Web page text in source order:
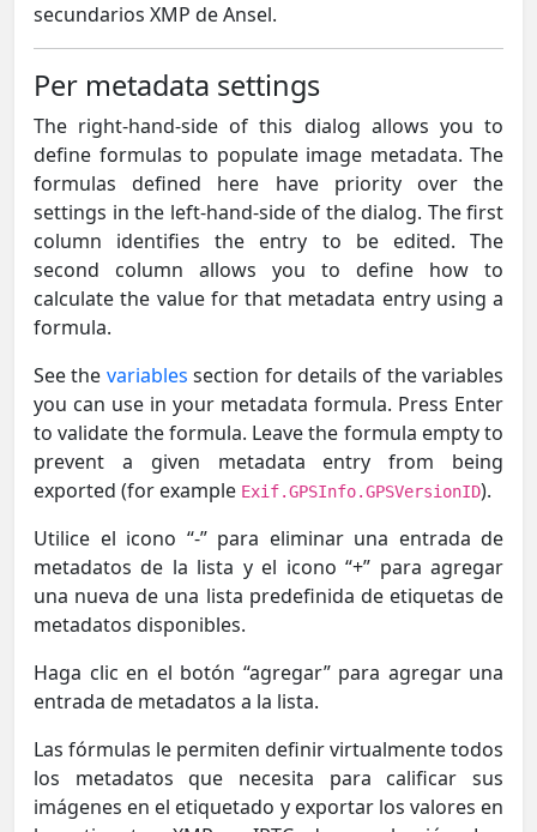
secundarios XMP de Ansel.
Per metadata settings
The right-hand-side of this dialog allows you to
define formulas to populate image metadata. The
formulas defined here have priority over the
settings in the left-hand-side of the dialog. The first
column identifies the entry to be edited. The
second column allows you to define how to
calculate the value for that metadata entry using a
formula.
See the variables section for details of the variables
you can use in your metadata formula. Press Enter
to validate the formula. Leave the formula empty to
prevent a given metadata entry from being
exported (for example Exif.GPSInfo.GPSVersionID).
Utilice el icono “-” para eliminar una entrada de
metadatos de la lista y el icono “+” para agregar
una nueva de una lista predefinida de etiquetas de
metadatos disponibles.
Haga clic en el botón “agregar” para agregar una
entrada de metadatos a la lista.
Las fórmulas le permiten definir virtualmente todos
los metadatos que necesita para calificar sus
imágenes en el etiquetado y exportar los valores en